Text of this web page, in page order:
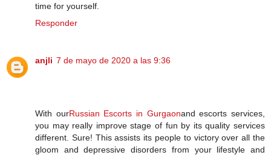
time for yourself.
Responder
anjli 7 de mayo de 2020 a las 9:36
With ourRussian Escorts in Gurgaonand escorts services,
you may really improve stage of fun by its quality services
different. Sure! This assists its people to victory over all the
gloom and depressive disorders from your lifestyle and